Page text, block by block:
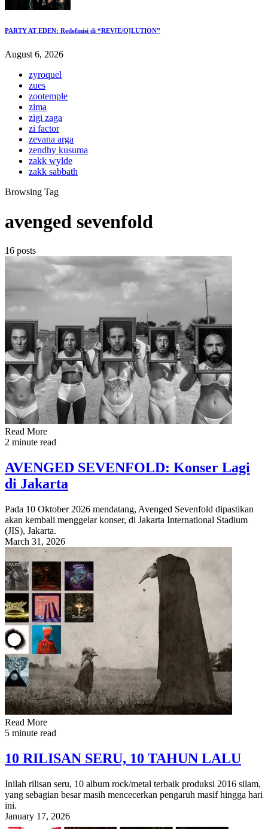
PARTY AT EDEN: Redefinisi di “REV[E/O]LUTION”
August 6, 2026
zyroquel
zues
zootemple
zima
zigi zaga
zi factor
zevana arga
zendhy kusuma
zakk wylde
zakk sabbath
Browsing Tag
avenged sevenfold
16 posts
Read More
2 minute read
AVENGED SEVENFOLD: Konser Lagi
di Jakarta
Pada 10 Oktober 2026 mendatang, Avenged Sevenfold dipastikan
akan kembali menggelar konser, di Jakarta International Stadium
(JIS), Jakarta.
March 31, 2026
Read More
5 minute read
10 RILISAN SERU, 10 TAHUN LALU
Inilah rilisan seru, 10 album rock/metal terbaik produksi 2016 silam,
yang sebagian besar masih mencecerkan pengaruh masif hingga hari
ini.
January 17, 2026